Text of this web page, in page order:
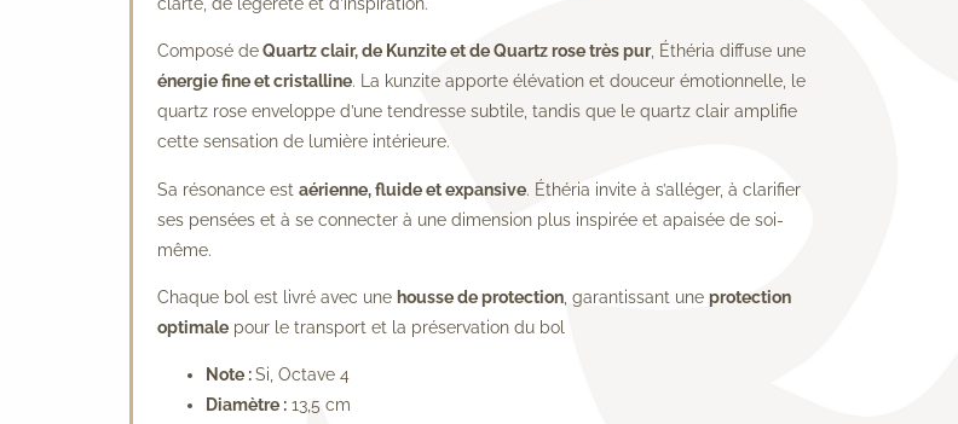
Composé deQuartz clair, de Kunzite et de Quartz rose très pur, Éthéria diffuse une
énergie fine et cristalline. La kunzite apporte élévation et douceur émotionnelle, le
quartz rose enveloppe d’une tendresse subtile, tandis que le quartz clair amplifie
cette sensation de lumière intérieure.
Sa résonance est aérienne, fluide et expansive. Éthéria invite à s’alléger, à clarifier
ses pensées et à se connecter à une dimension plus inspirée et apaisée de soi-
même.
Chaque bol est livré avec une housse de protection , garantissant une protection
optimale pour le transport et la préservation du bol
Note :Si, Octave 4
Diamètre : 13,5 cm